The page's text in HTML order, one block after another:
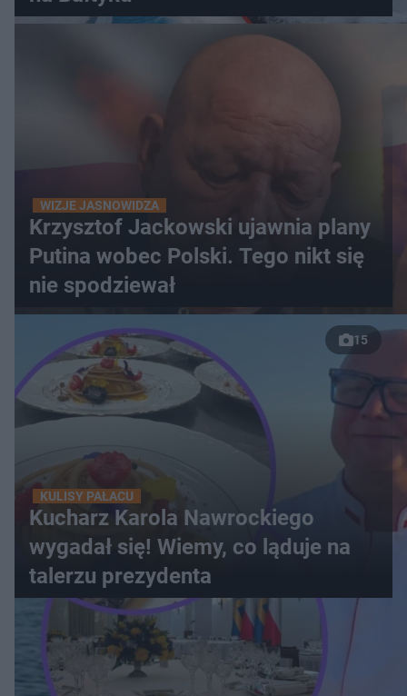
WIZJE JASNOWIDZA
Krzysztof Jackowski ujawnia plany
Putina wobec Polski. Tego nikt się
nie spodziewał
15
KULISY PAŁACU
Kucharz Karola Nawrockiego
wygadał się! Wiemy, co ląduje na
talerzu prezydenta
WIĘCEJ